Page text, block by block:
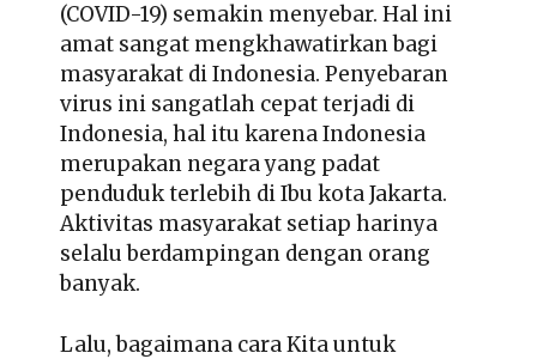
(COVID-19) semakin menyebar. Hal ini
amat sangat mengkhawatirkan bagi
masyarakat di Indonesia. Penyebaran
virus ini sangatlah cepat terjadi di
Indonesia, hal itu karena Indonesia
merupakan negara yang padat
penduduk terlebih di Ibu kota Jakarta.
Aktivitas masyarakat setiap harinya
selalu berdampingan dengan orang
banyak.
Lalu, bagaimana cara Kita untuk